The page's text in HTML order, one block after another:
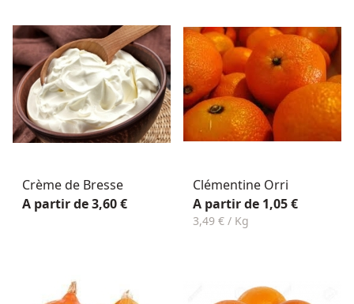
Crème de Bresse
A partir de 3,60 €
Clémentine Orri
A partir de 1,05 €
3,49 € / Kg